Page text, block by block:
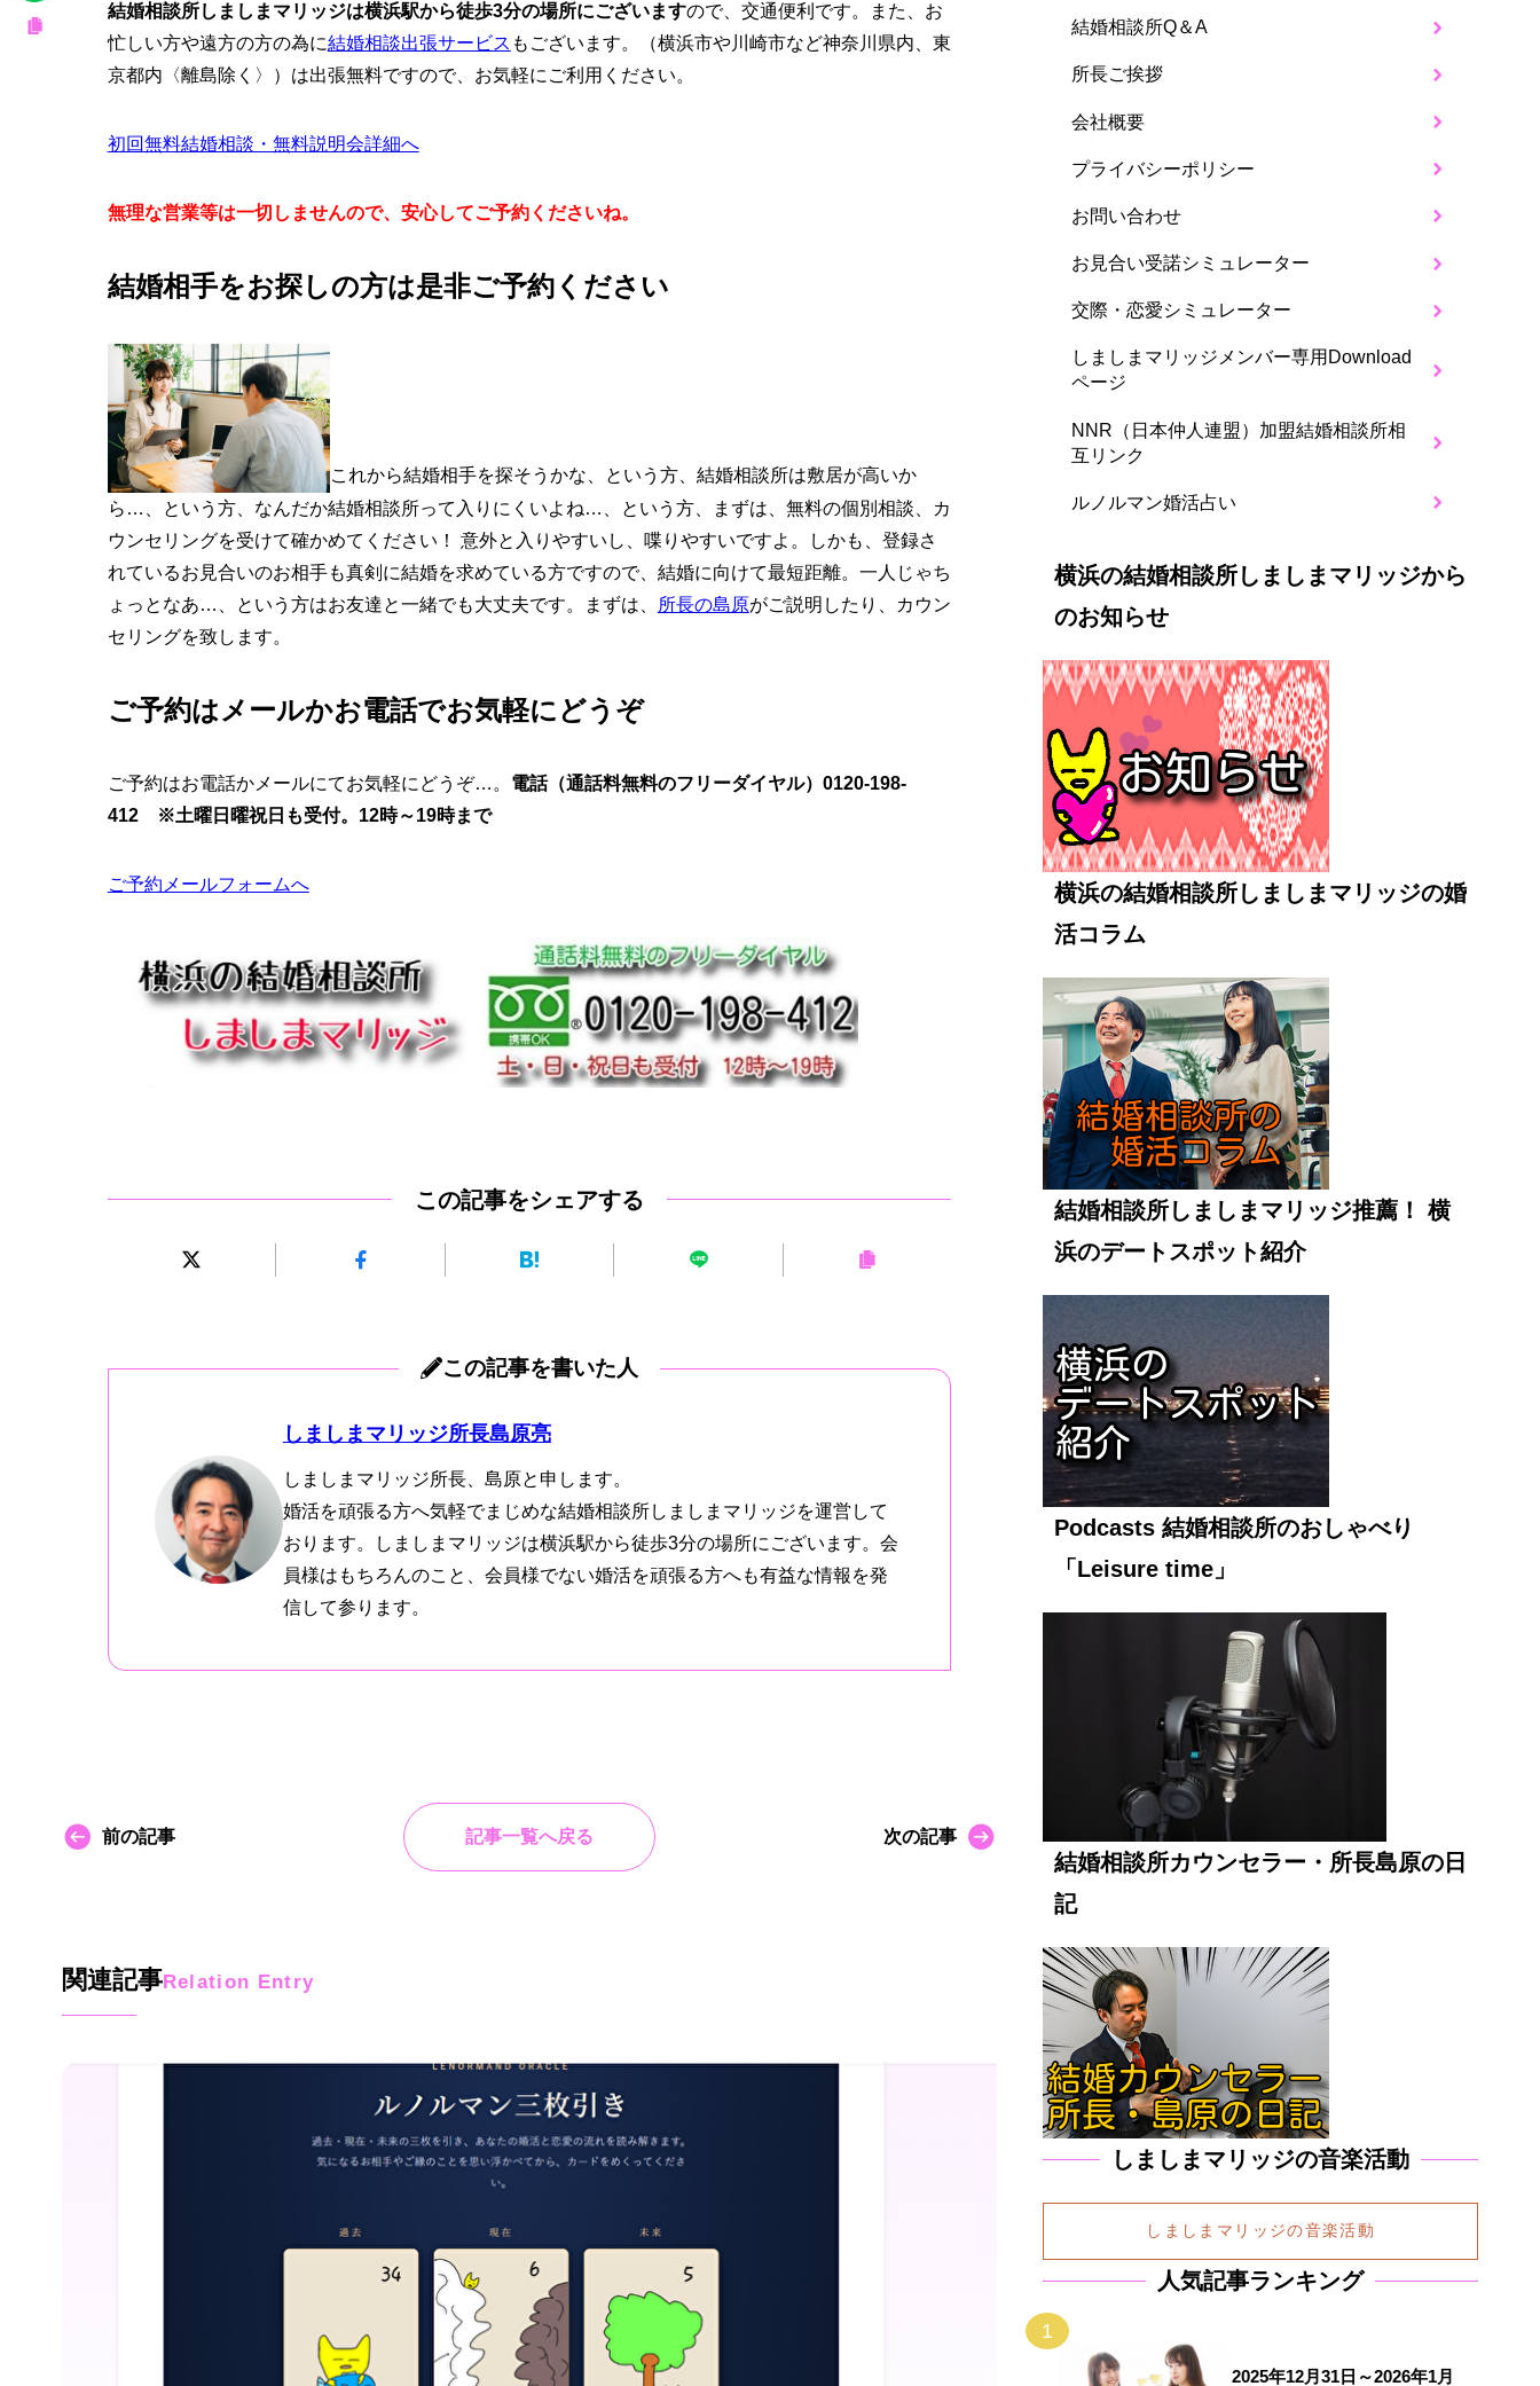
結婚相談所しましまマリッジは横浜駅から徒歩3分の場所にございますので、交通便利です。また、お
忙しい方や遠方の方の為に結婚相談出張サービス もございます。（横浜市や川崎市など神奈川県内、東
京都内〈離島除く〉）は出張無料ですので、お気軽にご利用ください。
初回無料結婚相談・無料説明会詳細へ
無理な営業等は一切しませんので、安心してご予約くださいね。
結婚相手をお探しの方は是非ご予約ください
これから結婚相手を探そうかな、という方、結婚相談所は敷居が高いか
ら…、という方、なんだか結婚相談所って入りにくいよね…、という方、まずは、無料の個別相談、カ
ウンセリングを受けて確かめてください！ 意外と入りやすいし、喋りやすいですよ。しかも、登録さ
れているお見合いのお相手も真剣に結婚を求めている方ですので、結婚に向けて最短距離。一人じゃち
ょっとなあ…、という方はお友達と一緒でも大丈夫です。まずは、
所長の島原がご説明したり、カウン
セリングを致します。
ご予約はメールかお電話でお気軽にどうぞ
ご予約はお電話かメールにてお気軽にどうぞ…。 電話（通話料無料のフリーダイヤル）0120-198-
412 ※土曜日曜祝日も受付。12時～19時まで
ご予約メールフォームへ
この記事をシェアする
この記事を書いた人
しましまマリッジ所長島原亮
しましまマリッジ所長、島原と申します。
婚活を頑張る方へ気軽でまじめな結婚相談所しましまマリッジを運営して
おります。しましまマリッジは横浜駅から徒歩3分の場所にございます。会
員様はもちろんのこと、会員様でない婚活を頑張る方へも有益な情報を発
信して参ります。
前の記事 記事一覧へ戻る 次の記事
関連記事Relation Entry
結婚相談所Q＆A
所長ご挨拶
会社概要
プライバシーポリシー
お問い合わせ
お見合い受諾シミュレーター
交際・恋愛シミュレーター
しましまマリッジメンバー専用Download
ページ
NNR（日本仲人連盟）加盟結婚相談所相
互リンク
ルノルマン婚活占い
横浜の結婚相談所しましまマリッジから
のお知らせ
横浜の結婚相談所しましまマリッジの婚
活コラム
結婚相談所しましまマリッジ推薦！ 横
浜のデートスポット紹介
Podcasts 結婚相談所のおしゃべり
「Leisure time」
結婚相談所カウンセラー・所長島原の日
記
しましまマリッジの音楽活動
しましまマリッジの音楽活動
人気記事ランキング
1
2025年12月31日～2026年1月